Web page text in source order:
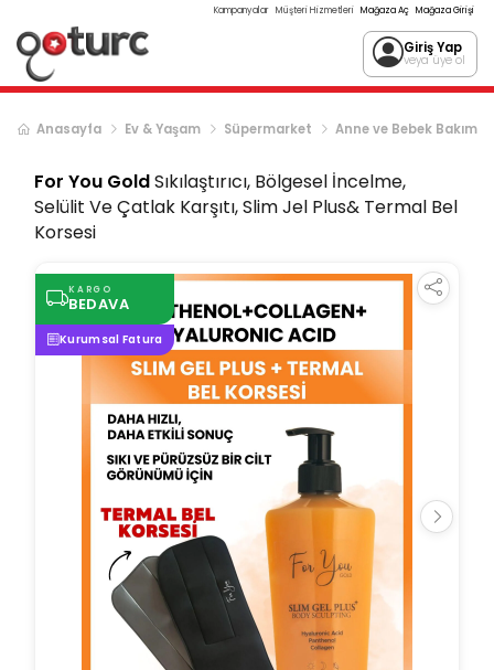
Kampanyalar Müşteri Hizmetleri Mağaza Aç Mağaza Girişi
Giriş Yap
veya üye ol
Anasayfa Ev & Yaşam Süpermarket Anne ve Bebek Bakım
For You GoldSıkılaştırıcı, Bölgesel İncelme,
Selülit Ve Çatlak Karşıtı, Slim Jel Plus& Termal Bel
Korsesi
KARGO
BEDAVA
Kurumsal Fatura